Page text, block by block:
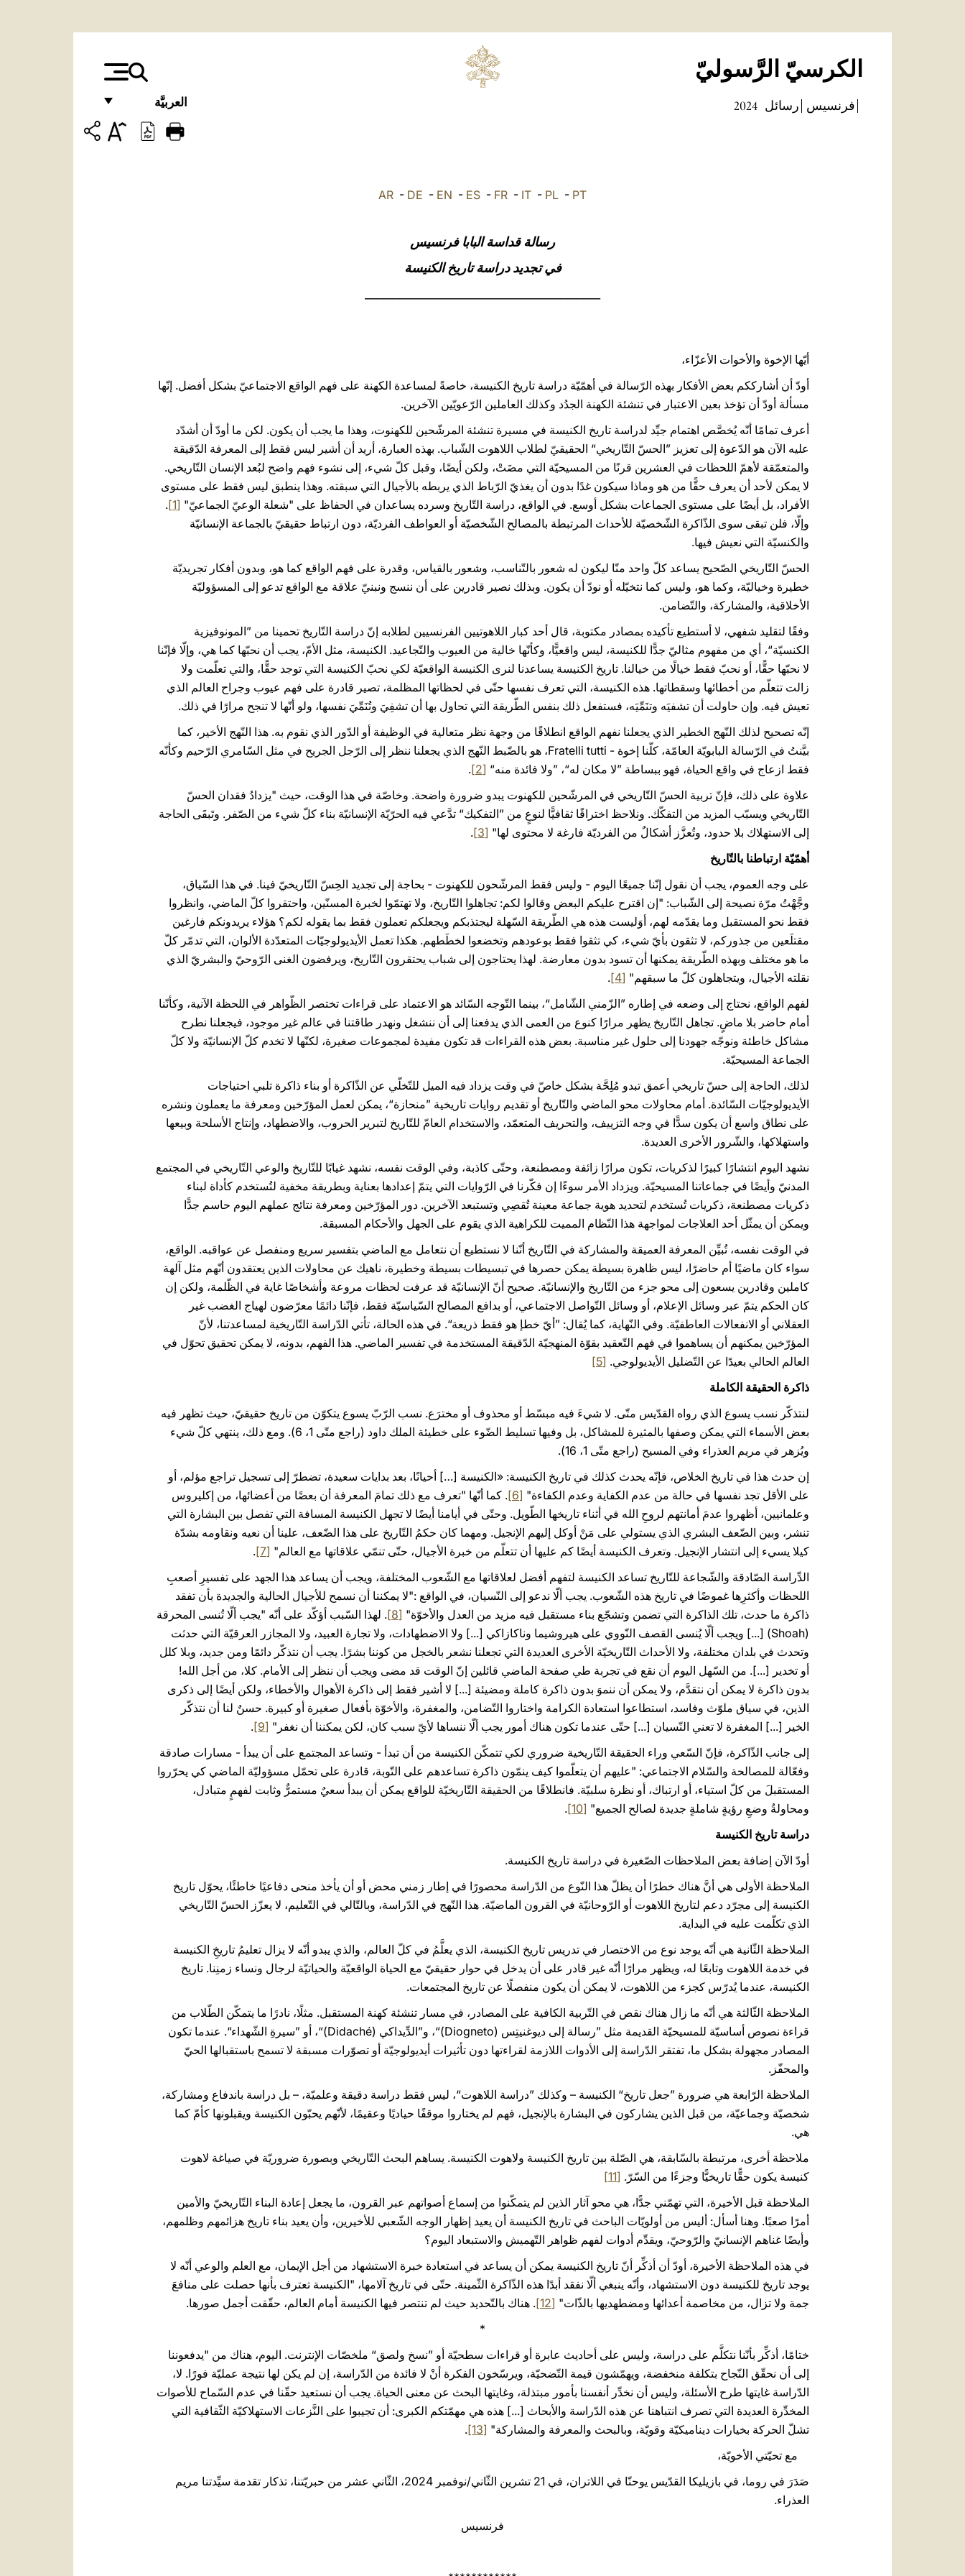
الكرسيّ الرَّسوليّ
العربيَّة
FRANÇAIS
LATINE
فرنسيس رسائل 2024
AR - DE - EN - ES - FR - IT - PL - PT
رسالة قداسة البابا فرنسيس
في تجديد دراسة تاريخ الكنيسة
أيّها الإخوة والأخوات الأعزّاء،
أودّ أن أشارككم بعض الأفكار بهذه الرّسالة في أهمّيّة دراسة تاريخ الكنيسة، خاصةً لمساعدة الكهنة على فهم الواقع الاجتماعيّ بشكل أفضل. إنّها
مسألة أودّ أن تؤخذ بعين الاعتبار في تنشئة الكهنة الجدُد وكذلك العاملين الرّعويّين الآخرين.
أعرف تمامًا أنّه يُخصَّص اهتمام جيِّد لدراسة تاريخ الكنيسة في مسيرة تنشئة المرشّحين للكهنوت، وهذا ما يجب أن يكون. لكن ما أودّ أن أشدّد
عليه الآن هو الدّعوة إلى تعزيز ”الحسّ التّاريخي“ الحقيقيّ لطلاب اللاهوت الشّباب. بهذه العبارة، أريد أن أشير ليس فقط إلى المعرفة الدّقيقة
والمتعمّقة لأهمّ اللحظات في العشرين قرنًا من المسيحيّة التي مضَتْ، ولكن أيضًا، وقبل كلّ شيء، إلى نشوء فهم واضح لبُعد الإنسان التّاريخي.
لا يمكن لأحد أن يعرف حقًّا من هو وماذا سيكون غدًا بدون أن يغذيّ الرّباط الذي يربطه بالأجيال التي سبقته. وهذا ينطبق ليس فقط على مستوى
الأفراد، بل أيضًا على مستوى الجماعات بشكل أوسع. في الواقع، دراسة التّاريخ وسرده يساعدان في الحفاظ على "شعلة الوعيّ الجماعيّ" [1]
.
وإلّا، فلن تبقى سوى الذّاكرة الشّخصيّة للأحداث المرتبطة بالمصالح الشّخصيّة أو العواطف الفرديّة، دون ارتباط حقيقيّ بالجماعة الإنسانيّة
والكنسيّة التي نعيش فيها.
الحسّ التّاريخي الصّحيح يساعد كلّ واحد منّا ليكون له شعور بالتّناسب، وشعور بالقياس، وقدرة على فهم الواقع كما هو، وبدون أفكار تجريديّة
خطيرة وخياليّة، وكما هو، وليس كما نتخيّله أو نودّ أن يكون. وبذلك نصير قادرين على أن ننسج ونبنيّ علاقة مع الواقع تدعو إلى المسؤوليّة
الأخلاقية، والمشاركة، والتّضامن.
وفقًا لتقليد شفهي، لا أستطيع تأكيده بمصادر مكتوبة، قال أحد كبار اللاهوتيين الفرنسيين لطلابه إنّ دراسة التّاريخ تحمينا من ”المونوفيزية
الكنسيّة“، أي من مفهوم مثاليّ جدًّا للكنيسة، ليس واقعيًّا، وكأنّها خالية من العيوب والتّجاعيد. الكنيسة، مثل الأمّ، يجب أن نحبّها كما هي، وإلّا فإنّنا
لا نحبّها حقًّا، أو نحبّ فقط خيالًا من خيالنا. تاريخ الكنيسة يساعدنا لنرى الكنيسة الواقعيّة لكي نحبّ الكنيسة التي توجد حقًّا، والتي تعلّمت ولا
زالت تتعلّم من أخطائها وسقطاتها. هذه الكنيسة، التي تعرف نفسها حتّى في لحظاتها المظلمة، تصير قادرة على فهم عيوب وجراح العالم الذي
تعيش فيه. وإن حاولت أن تشفيَه وتنَمِّيَه، فستفعل ذلك بنفس الطّريقة التي تحاول بها أن تشفِيَ وتُنَمِّيَ نفسها، ولو أنّها لا تنجح مرارًا في ذلك.
إنّه تصحيح لذلك النّهج الخطير الذي يجعلنا نفهم الواقع انطلاقًا من وجهة نظر متعالية في الوظيفة أو الدّور الذي نقوم به. هذا النّهج الأخير، كما
بيَّنتُ في الرّسالة البابويّة العامّة، كلّنا إخوة - Fratelli tutti، هو بالضّبط النّهج الذي يجعلنا ننظر إلى الرّجل الجريح في مثل السّامري الرّحيم وكأنّه
فقط ازعاج في واقع الحياة، فهو ببساطة ”لا مكان له“، ”ولا فائدة منه“ [2]
.
علاوة على ذلك، فإنّ تربية الحسّ التّاريخي في المرشّحين للكهنوت يبدو ضرورة واضحة. وخاصّة في هذا الوقت، حيث "يزدادُ فقدان الحسّ
التّاريخي ويسبّب المزيد من التفكّك. ونلاحظ اختراقًا ثقافيًّا لنوعٍ من ”التفكيك“ تدَّعي فيه الحرّيّة الإنسانيّة بناء كلّ شيء من الصّفر. وتَبقَى الحاجة
إلى الاستهلاك بلا حدود، وتُعزَّز أشكالٌ من الفرديّة فارغة لا محتوى لها" [3]
.
أهمّيّة ارتباطنا بالتّاريخ
على وجه العموم، يجب أن نقول إنّنا جميعًا اليوم - وليس فقط المرشّحون للكهنوت - بحاجة إلى تجديد الحِسّ التّاريخيّ فينا. في هذا السّياق،
وجَّهْتُ مرّة نصيحة إلى الشّباب: "إن اقترح عليكم البعض وقالوا لكم: تجاهلوا التّاريخ، ولا تهتمّوا لخبرة المسنّين، واحتقروا كلّ الماضي، وانظروا
فقط نحو المستقبل وما يقدّمه لهم، أوَليست هذه هي الطّريقة السّهلة ليجتذبكم ويجعلكم تعملون فقط بما يقوله لكم؟ هؤلاء يريدونكم فارغين
مقتلَعين من جذوركم، لا تثقون بأيّ شيء، كي تثقوا فقط بوعودهم وتخضعوا لخطَطهم. هكذا تعمل الأيديولوجيّات المتعدّدة الألوان، التي تدمّر كلّ
ما هو مختلف وبهذه الطّريقة يمكنها أن تسود بدون معارضة. لهذا يحتاجون إلى شباب يحتقرون التّاريخ، ويرفضون الغنى الرّوحيّ والبشريّ الذي
نقلته الأجيال، ويتجاهلون كلّ ما سبقهم" [4]
.
لفهم الواقع، نحتاج إلى وضعه في إطاره ”الزّمني الشّامل“، بينما التّوجه السّائد هو الاعتماد على قراءات تختصر الظّواهر في اللحظة الآنية، وكأنّنا
أمام حاضر بلا ماضٍ. تجاهل التّاريخ يظهر مرارًا كنوع من العمى الذي يدفعنا إلى أن ننشغل ونهدر طاقتنا في عالم غير موجود، فيجعلنا نطرح
مشاكل خاطئة ونوجّه جهودنا إلى حلول غير مناسبة. بعض هذه القراءات قد تكون مفيدة لمجموعات صغيرة، لكنّها لا تخدم كلّ الإنسانيّة ولا كلّ
الجماعة المسيحيّة.
لذلك، الحاجة إلى حسّ تاريخي أعمق تبدو مُلِحَّة بشكل خاصّ في وقت يزداد فيه الميل للتّخلّي عن الذّاكرة أو بناء ذاكرة تلبي احتياجات
الأيديولوجيّات السّائدة. أمام محاولات محو الماضي والتّاريخ أو تقديم روايات تاريخية ”منحازة“، يمكن لعمل المؤرّخين ومعرفة ما يعملون ونشره
على نطاق واسع أن يكون سدًّا في وجه التزييف، والتحريف المتعمّد، والاستخدام العامّ للتّاريخ لتبرير الحروب، والاضطهاد، وإنتاج الأسلحة وبيعها
واستهلاكها، والشّرور الأخرى العديدة.
نشهد اليوم انتشارًا كبيرًا لذكريات، تكون مرارًا زائفة ومصطنعة، وحتّى كاذبة، وفي الوقت نفسه، نشهد غيابًا للتّاريخ والوعي التّاريخي في المجتمع
المدنيّ وأيضًا في جماعاتنا المسيحيّة. ويزداد الأمر سوءًا إن فكّرنا في الرّوايات التي يتمّ إعدادها بعناية وبطريقة مخفية لتُستخدم كأداة لبناء
ذكريات مصطنعة، ذكريات تُستخدم لتحديد هوية جماعة معينة تُقصِي وتستبعد الآخرين. دور المؤرّخين ومعرفة نتائج عملهم اليوم حاسم جدًّا
ويمكن أن يمثّل أحد العلاجات لمواجهة هذا النّظام المميت للكراهية الذي يقوم على الجهل والأحكام المسبقة.
في الوقت نفسه، تُبيِّن المعرفة العميقة والمشاركة في التّاريخ أنّنا لا نستطيع أن نتعامل مع الماضي بتفسير سريع ومنفصل عن عواقبه. الواقع،
سواء كان ماضيًا أم حاضرًا، ليس ظاهرة بسيطة يمكن حصرها في تبسيطات بسيطة وخطيرة، ناهيك عن محاولات الذين يعتقدون أنّهم مثل آلهة
كاملين وقادرين يسعون إلى محو جزء من التّاريخ والإنسانيّة. صحيح أنّ الإنسانيّة قد عرفت لحظات مروعة وأشخاصًا غاية في الظّلمة، ولكن إن
كان الحكم يتمّ عبر وسائل الإعلام، أو وسائل التّواصل الاجتماعي، أو بدافع المصالح السّياسيّة فقط، فإنّنا دائمًا معرّضون لهياج الغضب غير
العقلاني أو الانفعالات العاطفيّة. وفي النّهاية، كما يُقال: ”أيّ خطإ هو فقط ذريعة“. في هذه الحالة، تأتي الدّراسة التّاريخية لمساعدتنا، لأنّ
المؤرّخين يمكنهم أن يساهموا في فهم التّعقيد بقوّة المنهجيّة الدّقيقة المستخدمة في تفسير الماضي. هذا الفهم، بدونه، لا يمكن تحقيق تحوّل في
العالم الحالي بعيدًا عن التّضليل الأيديولوجي. [5]
ذاكرة الحقيقة الكاملة
لنتذكّر نسب يسوع الذي رواه القدّيس متّى. لا شيءَ فيه مبسّط أو محذوف أو مخترَع. نسب الرّبّ يسوع يتكوّن من تاريخ حقيقيّ، حيث تظهر فيه
بعض الأسماء التي يمكن وصفها بالمثيرة للمشاكل، بل وفيها تسليط الضّوء على خطيئة الملك داود (راجع متّى 1، 6). ومع ذلك، ينتهي كلّ شيء
ويُزهر في مريم العذراء وفي المسيح (راجع متّى 1، 16).
إن حدث هذا في تاريخ الخلاص، فإنّه يحدث كذلك في تاريخ الكنيسة: «الكنيسة […] أحيانًا، بعد بدايات سعيدة، تضطرّ إلى تسجيل تراجع مؤلم، أو
على الأقل تجد نفسها في حالة من عدم الكفاية وعدم الكفاءة" [6]
. كما أنّها "تعرف مع ذلك تمامَ المعرفة أن بعضًا من أعضائها، من إكليروس
وعلمانيين، أظهروا عدمَ أمانتهم لروحِ الله في أثناء تاريخها الطّويل. وحتّى في أيامنا أيضًا لا تجهل الكنيسة المسافة التي تفصل بين البشارة التي
تنشر، وبين الضّعف البشري الذي يستولي على مَنْ أوكل إليهم الإنجيل. ومهما كان حكمُ التّاريخ على هذا الضّعف، علينا أن نعيه ونقاومه بشدّة
كيلا يسيء إلى انتشار الإنجيل. وتعرف الكنيسة أيضًا كم عليها أن تتعلّم من خبرة الأجيال، حتّى تنمّي علاقاتها مع العالم" [7]
.
الدِّراسة الصّادقة والشّجاعة للتّاريخ تساعد الكنيسة لتفهم أفضل لعلاقاتها مع الشّعوب المختلفة، ويجب أن يساعد هذا الجهد على تفسيرِ أصعبِ
اللحظات وأكثرِها غموضًا في تاريخ هذه الشّعوب. يجب ألّا ندعو إلى النّسيان، في الواقع :"لا يمكننا أن نسمح للأجيال الحالية والجديدة بأن تفقد
ذاكرة ما حدث، تلك الذاكرة التي تضمن وتشجّع بناء مستقبل فيه مزيد من العدل والأخوّة" [8]
. لهذا السّبب أؤكّد على أنّه "يجب ألّا تُنسى المحرقة
(Shoah) [...] ويجب ألّا يُنسى القصف النّووي على هيروشيما وناكازاكي [...] ولا الاضطهادات، ولا تجارة العبيد، ولا المجازر العرقيّة التي حدثت
وتحدث في بلدان مختلفة، ولا الأحداث التّاريخيّة الأخرى العديدة التي تجعلنا نشعر بالخجل من كوننا بشرًا. يجب أن نتذكّر دائمًا ومن جديد، وبلا كلل
أو تخدير [...]. من السّهل اليوم أن نقع في تجربة طي صفحة الماضي قائلين إنّ الوقت قد مضى ويجب أن ننظر إلى الأمام. كلا، من أجل الله!
بدون ذاكرة لا يمكن أن نتقدَّم، ولا يمكن أن ننموَ بدون ذاكرة كاملة ومضيئة [...] لا أشير فقط إلى ذاكرة الأهوال والأخطاء، ولكن أيضًا إلى ذكرى
الذين، في سياق ملوّث وفاسد، استطاعوا استعادة الكرامة واختاروا التّضامن، والمغفرة، والأخوّة بأفعال صغيرة أو كبيرة. حسنٌ لنا أن نتذكّر
الخير [...] المغفرة لا تعني النّسيان [...] حتّى عندما تكون هناك أمور يجب ألّا ننساها لأيّ سبب كان، لكن يمكننا أن نغفر" [9]
.
إلى جانب الذّاكرة، فإنّ السّعي وراء الحقيقة التّاريخية ضروري لكي تتمكّن الكنيسة من أن تبدأ - وتساعد المجتمع على أن يبدأ - مسارات صادقة
وفعّالة للمصالحة والسّلام الاجتماعي: "عليهم أن يتعلّموا كيف ينمّون ذاكرة تساعدهم على التّوبة، قادرة على تحمّل مسؤوليّة الماضي كي يحرّروا
المستقبلَ من كلّ استياء، أو ارتباك، أو نظرة سلبيّة. فانطلاقًا من الحقيقة التّاريخيّة للواقع يمكن أن يبدأ سعيٌ مستمرٌّ وثابت لفهمٍ متبادل،
ومحاولةُ وضعِ رؤيةٍ شاملةٍ جديدة لصالح الجميع" [10]
.
دراسة تاريخ الكنيسة
أودّ الآن إضافة بعض الملاحظات الصّغيرة في دراسة تاريخ الكنيسة.
الملاحظة الأولى هي أنَّ هناك خطرًا أن يظلّ هذا النّوع من الدّراسة محصورًا في إطار زمني محض أو أن يأخذ منحى دفاعيًا خاطئًا، يحوّل تاريخ
الكنيسة إلى مجرّد دعم لتاريخ اللاهوت أو الرّوحانيّة في القرون الماضيّة. هذا النّهج في الدّراسة، وبالتّالي في التّعليم، لا يعزّز الحسّ التّاريخي
الذي تكلّمت عليه في البداية.
الملاحظة الثّانية هي أنّه يوجد نوع من الاختصار في تدريس تاريخ الكنيسة، الذي يعلَّمُ في كلّ العالم، والذي يبدو أنّه لا يزال تعليمُ تاريخِ الكنيسة
في خدمة اللاهوت وتابعًا له، ويظهر مرارًا أنّه غير قادر على أن يدخل في حوار حقيقيّ مع الحياة الواقعيّة والحياتيّة لرجال ونساء زمنِنا. تاريخ
الكنيسة، عندما يُدرّس كجزء من اللاهوت، لا يمكن أن يكون منفصلًا عن تاريخ المجتمعات.
الملاحظة الثّالثة هي أنّه ما زال هناك نقص في التّربية الكافية على المصادر، في مسار تنشئة كهنة المستقبل. مثلًا، نادرًا ما يتمكّن الطّلاب من
قراءة نصوص أساسيّة للمسيحيّة القديمة مثل ”رسالة إلى ديوغنيتِس (Diogneto)“، و”الدِّيداكي (Didaché)“، أو ”سيرةِ الشّهداء“. عندما تكون
المصادر مجهولة بشكل ما، تفتقر الدّراسة إلى الأدوات اللازمة لقراءتها دون تأثيرات أيديولوجيّة أو تصوّرات مسبقة لا تسمح باستقبالها الحيّ
والمحفّز.
الملاحظة الرّابعة هي ضرورة ”جعل تاريخ“ الكنيسة – وكذلك ”دراسة اللاهوت“، ليس فقط دراسة دقيقة وعلميّة، – بل دراسة باندفاع ومشاركة،
شخصيّة وجماعيّة، من قبل الذين يشاركون في البشارة بالإنجيل، فهم لم يختاروا موقفًا حياديًا وعقيمًا، لأنّهم يحبّون الكنيسة ويقبلونها كأمّ كما
هي.
ملاحظة أخرى، مرتبطة بالسّابقة، هي الصّلة بين تاريخ الكنيسة ولاهوت الكنيسة. يساهم البحث التّاريخي وبصورة ضروريّة في صياغة لاهوت
كنيسة يكون حقًّا تاريخيًّا وجزءًا من السّرّ. [11]
الملاحظة قبل الأخيرة، التي تهمّني جدًّا، هي محو آثار الذين لم يتمكّنوا من إسماع أصواتهم عبر القرون، ما يجعل إعادة البناء التّاريخيّ والأمين
أمرًا صعبًا. وهنا أسأل: أليس من أولويّات الباحث في تاريخ الكنيسة أن يعيد إظهار الوجه الشّعبي للأخيرين، وأن يعيد بناء تاريخ هزائمهم وظلمهم،
وأيضًا غناهم الإنسانيّ والرّوحيّ، ويقدِّم أدوات لفهم ظواهر التّهميش والاستبعاد اليوم؟
في هذه الملاحظة الأخيرة، أودّ أن أذكِّر أنّ تاريخ الكنيسة يمكن أن يساعد في استعادة خبرة الاستشهاد من أجل الإيمان، مع العلم والوعي أنّه لا
يوجد تاريخ للكنيسة دون الاستشهاد، وأنّه ينبغي ألّا نفقد أبدًا هذه الذّاكرة الثّمينة. حتّى في تاريخ آلامها، "الكنيسة تعترف بأنها حصلت على منافعَ
جمة ولا تزال، من مخاصمة أعدائها ومضطهديها بالذّات" [12]
. هناك بالتّحديد حيث لم تنتصر فيها الكنيسة أمام العالم، حقّقت أجمل صورها.
*
ختامًا، أذكِّر بأنّنا نتكلَّم على دراسة، وليس على أحاديث عابرة أو قراءات سطحيّة أو ”نسخ ولصق“ ملخصّات الإنترنت. اليوم، هناك من "يدفعوننا
إلى أن نحقّق النّجاح بتكلفة منخفضة، ويهمّشون قيمة التّضحيّة، ويرسّخون الفكرة أنْ لا فائدة من الدّراسة، إن لم يكن لها نتيجة عمليّة فورًا. لا،
الدّراسة غايتها طرح الأسئلة، وليس أن نخدِّر أنفسنا بأمور مبتذلة، وغايتها البحث عن معنى الحياة. يجب أن نستعيد حقّنا في عدم السّماح للأصوات
المخدِّرة العديدة التي تصرف انتباهنا عن هذه الدّراسة والأبحاث [...] هذه هي مهمّتكم الكبرى: أن تجيبوا على النَّزعات الاستهلاكيّة الثّقافية التي
تشلّ الحركة بخيارات ديناميكيّة وقويّة، وبالبحث والمعرفة والمشاركة" [13]
.
مع تحيّتي الأخويّة،
صَدَرَ في روما، في بازيليكا القدّيس يوحنّا في اللاتران، في 21 تشرين الثّاني/نوفمبر 2024، الثّاني عشر من حبريّتنا، تذكار تقدمة سيِّدتنا مريم
العذراء.
فرنسيس